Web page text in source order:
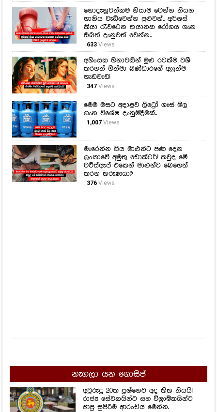
නොදැනුවත්කම නිසාම වෙන්න තියන
හානිය වැඩිවෙන්න පුළුවන්.. අර්ශස්
කියා රැවටෙන භයානක රෝගය ගැන
ඔබත් දැනුවත් වෙන්න..
633Views
අහිංසක හිනාවකින් මුළු රටක්ම වශී
කරගත් ගීත්මා බණ්ඩාරගේ අලුත්ම
හැඩවැඩ!
347Views
මෙම මසට අදාළව ලිට්‍රෝ ගෑස් මිල
ගැන විශේෂ දැනුම්දීමක්..
1,007Views
මැරෙන්න ගිය මාළුන්ට පණ දෙන
ලංකාවේ අමුතු ඩොක්ටර්! කවුද මේ
වට්ස්ඇප් එකෙන් මාළුන්ට බෙහෙත්
කරන තරුණයා?
376Views
නැගලා යන ගොසිප්
අවුරුදු 20ක ප්‍රශ්නෙට අද තිත තියයි!
රාජ්‍ය සේවකයින්ට සහ විශ්‍රාමිකයින්ට
ආපු සුපිරිම ආරංචිය මෙන්න.